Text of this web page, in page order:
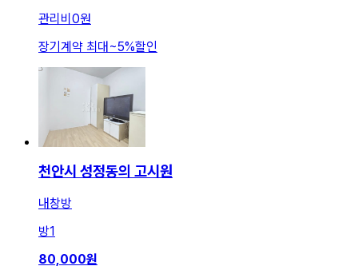
관리비 0원
장기계약 최대 ~5%할인
천안시 성정동의 고시원
내창방
방1
80,000원